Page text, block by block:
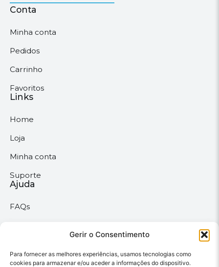
Gerir o Consentimento
Para fornecer as melhores experiências, usamos tecnologias como
cookies para armazenar e/ou aceder a informações do dispositivo.
Conta
Minha conta
Pedidos
Carrinho
Favoritos
Links
Home
Loja
Minha conta
Suporte
Ajuda
FAQs
Políticas gerais